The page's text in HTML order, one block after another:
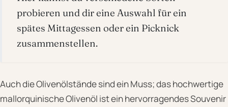
probieren und dir eine Auswahl für ein
spätes Mittagessen oder ein Picknick
zusammenstellen.
Auch die Olivenölstände sind ein Muss; das hochwertige
mallorquinische Olivenöl ist ein hervorragendes Souvenir